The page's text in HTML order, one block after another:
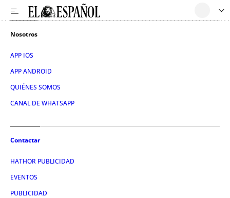
Nosotros
APP IOS
APP ANDROID
QUIÉNES SOMOS
CANAL DE WHATSAPP
Contactar
HATHOR PUBLICIDAD
EVENTOS
PUBLICIDAD